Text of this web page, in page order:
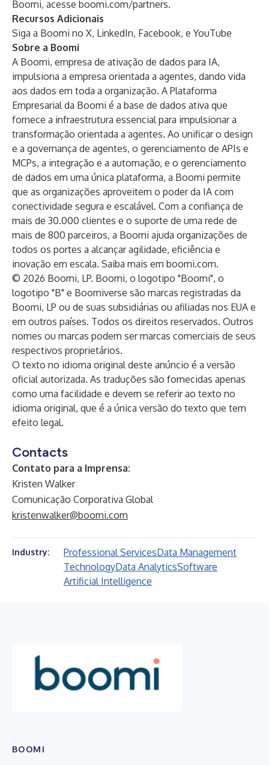
Boomi, acesse boomi.com/partners.
Recursos Adicionais
Siga a Boomi no X, LinkedIn, Facebook, e YouTube
Sobre a Boomi
A Boomi, empresa de ativação de dados para IA,
impulsiona a empresa orientada a agentes, dando vida
aos dados em toda a organização. A Plataforma
Empresarial da Boomi é a base de dados ativa que
fornece a infraestrutura essencial para impulsionar a
transformação orientada a agentes. Ao unificar o design
e a governança de agentes, o gerenciamento de APIs e
MCPs, a integração e a automação, e o gerenciamento
de dados em uma única plataforma, a Boomi permite
que as organizações aproveitem o poder da IA ​​com
conectividade segura e escalável. Com a confiança de
mais de 30.000 clientes e o suporte de uma rede de
mais de 800 parceiros, a Boomi ajuda organizações de
todos os portes a alcançar agilidade, eficiência e
inovação em escala. Saiba mais em boomi.com.
© 2026 Boomi, LP. Boomi, o logotipo "Boomi", o
logotipo "B" e Boomiverse são marcas registradas da
Boomi, LP ou de suas subsidiárias ou afiliadas nos EUA e
em outros países. Todos os direitos reservados. Outros
nomes ou marcas podem ser marcas comerciais de seus
respectivos proprietários.
O texto no idioma original deste anúncio é a versão
oficial autorizada. As traduções são fornecidas apenas
como uma facilidade e devem se referir ao texto no
idioma original, que é a única versão do texto que tem
efeito legal.
Contacts
Contato para a Imprensa:
Kristen Walker
Comunicação Corporativa Global
kristenwalker@boomi.com
Industry: Professional ServicesData Management
TechnologyData AnalyticsSoftware
Artificial Intelligence
BOOMI